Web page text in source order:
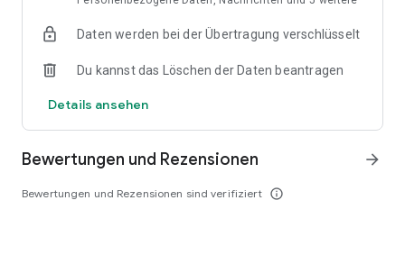
Smartphone auf ein neues Level – mit 100 % HIPHOP & R'N'B!
Daten werden bei der Übertragung verschlüsselt
Du kannst das Löschen der Daten beantragen
Details ansehen
Bewertungen und Rezensionen
Bewertungen und Rezensionen sind verifiziert info_outline
arrow_forward